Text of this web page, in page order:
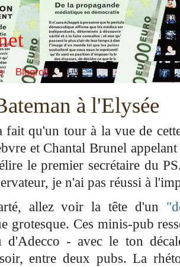
Blogroll
à l'Elysée
fait qu'un tour à la vue de
et Chantal Brunel
le premier secrétaire du
je n'ai pas réussi à
allez voir la tête d'un
grotesque. Ces minis-pub
d'Adecco - avec le ton
entre deux pubs. La